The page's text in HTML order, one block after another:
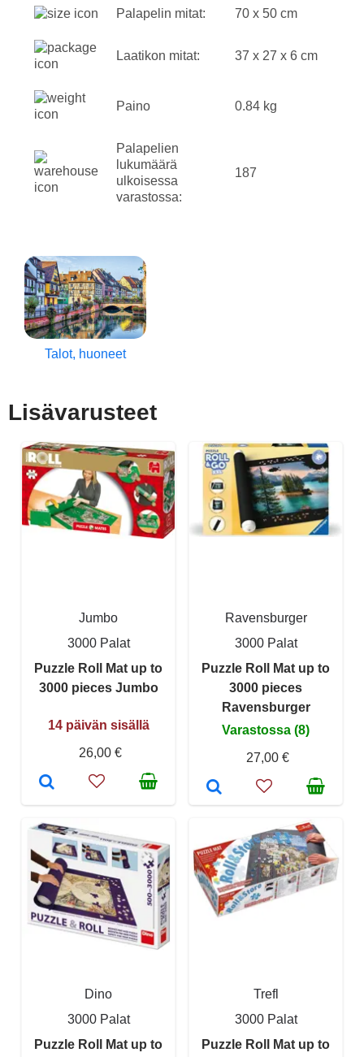
Palapelin mitat: 70 x 50 cm
Laatikon mitat: 37 x 27 x 6 cm
Paino 0.84 kg
Palapelien
lukumäärä
ulkoisessa
varastossa:
187
Talot, huoneet
Lisävarusteet
Jumbo
3000 Palat
Puzzle Roll Mat up to
3000 pieces Jumbo
14 päivän sisällä
26,00 €
Ravensburger
3000 Palat
Puzzle Roll Mat up to
3000 pieces
Ravensburger
Varastossa (8)
27,00 €
Dino
3000 Palat
Puzzle Roll Mat up to
Trefl
3000 Palat
Puzzle Roll Mat up to